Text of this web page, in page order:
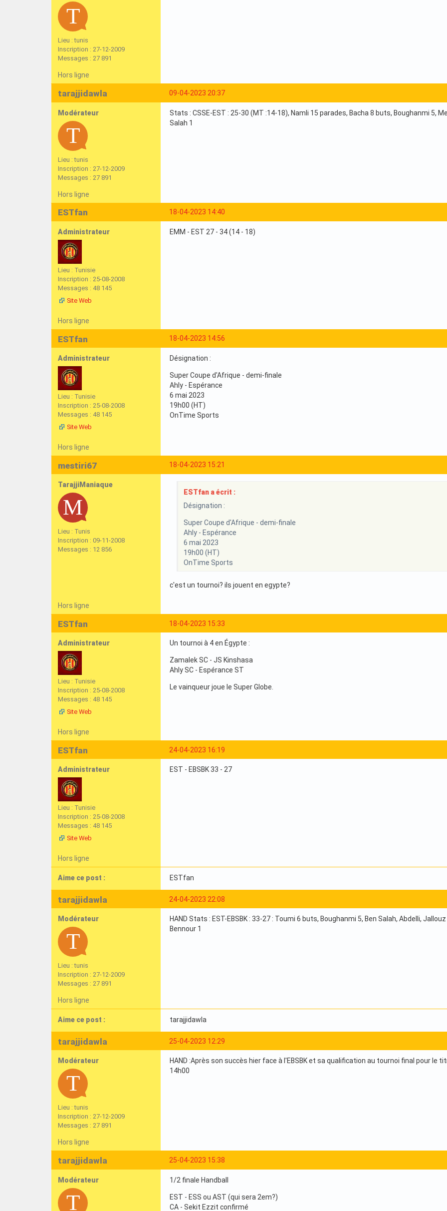
Lieu : tunis
Inscription : 27-12-2009
Messages : 27 891
Hors ligne
09-04-2023 20:37
tarajjidawla
Modérateur
Lieu : tunis
Inscription : 27-12-2009
Messages : 27 891
Stats : CSSE-EST : 25-30 (MT :14-18), Namli 15 parades, Bacha 8 buts, Boughanmi 5,
Salah 1
Hors ligne
18-04-2023 14:40
ESTfan
Administrateur
Lieu : Tunisie
Inscription : 25-08-2008
Messages : 48 145
Site Web
EMM - EST 27 - 34 (14 - 18)
Hors ligne
18-04-2023 14:56
ESTfan
Administrateur
Lieu : Tunisie
Inscription : 25-08-2008
Messages : 48 145
Site Web
Désignation :
Super Coupe d'Afrique - demi-finale
Ahly - Espérance
6 mai 2023
19h00 (HT)
OnTime Sports
Hors ligne
18-04-2023 15:21
mestiri67
TarajjiManiaque
Lieu : Tunis
Inscription : 09-11-2008
Messages : 12 856
ESTfan a écrit :
Désignation :
Super Coupe d'Afrique - demi-finale
Ahly - Espérance
6 mai 2023
19h00 (HT)
OnTime Sports
c'est un tournoi? ils jouent en egypte?
Hors ligne
18-04-2023 15:33
ESTfan
Administrateur
Lieu : Tunisie
Inscription : 25-08-2008
Messages : 48 145
Site Web
Un tournoi à 4 en Égypte :
Zamalek SC - JS Kinshasa
Ahly SC - Espérance ST
Le vainqueur joue le Super Globe.
Hors ligne
24-04-2023 16:19
ESTfan
Administrateur
Lieu : Tunisie
Inscription : 25-08-2008
Messages : 48 145
Site Web
EST - EBSBK 33 - 27
Hors ligne
Aime ce post : ESTfan
24-04-2023 22:08
tarajjidawla
Modérateur
Lieu : tunis
Inscription : 27-12-2009
Messages : 27 891
HAND Stats : EST-EBSBK : 33-27 : Toumi 6 buts, Boughanmi 5, Ben Salah, Abdelli,
Bennour 1
Hors ligne
Aime ce post : tarajjidawla
25-04-2023 12:29
tarajjidawla
Modérateur
Lieu : tunis
Inscription : 27-12-2009
Messages : 27 891
HAND :Après son succès hier face à l'EBSBK et sa qualification au tournoi final pour le
14h00
Hors ligne
25-04-2023 15:38
tarajjidawla
Modérateur 1/2 finale Handball
EST - ESS ou AST (qui sera 2em?)
CA - Sekit Ezzit confirmé